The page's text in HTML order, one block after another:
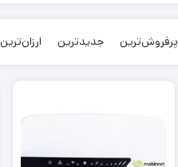
پرفروش‌ترین جدیدترین ارزان‌ترین